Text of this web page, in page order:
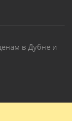
в Дубне и